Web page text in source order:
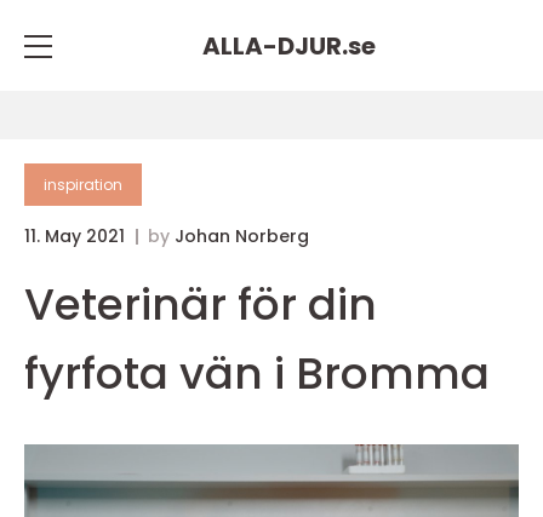
ALLA-DJUR.se
inspiration
11. May 2021 by Johan Norberg
Veterinär för din
fyrfota vän i Bromma